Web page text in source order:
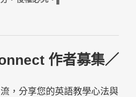
作者募集／
，分享您的英語教學心法與